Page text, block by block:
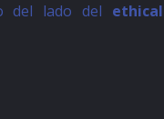
lado del ethical